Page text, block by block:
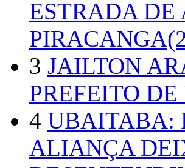
ESTRADA DE
3 JAILTON
PREFEITO
4 UBAITABA:
ALIANÇA